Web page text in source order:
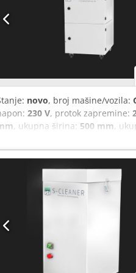
Selektivno uklanjanje boja 15.
novo, broj mašine/vozila:
230 V, protok zapremine:
, ukupna širina: 500 mm,
uređaja (bez usisne ploče /
Zona 2 Horizontalni, mobilni
gasa u EKS oblasti. TEHNIČKI
240-270 m³/h (efektivno) (u
izduvni vazduh zvučna kutija
Aluminijum pleteni grubi filter -
impregniranim oblikovanim
Gb Temperaturna klasa: T4 >
električne komponente se
(opcionalno: specijalna boja)
ventilatora: EC tehnologija za